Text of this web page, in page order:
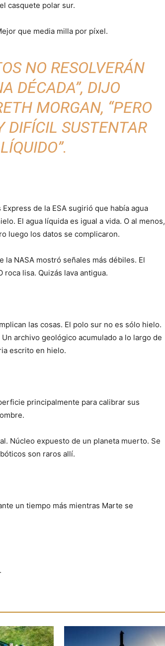
casquete polar sur.
que media milla por píxel.
NO RESOLVERÁN
DÉCADA”, DIJO
MORGAN, “PERO
DIFÍCIL SUSTENTAR
de la ESA sugirió que había agua
El agua líquida es igual a vida. O al menos,
luego los datos se complicaron.
la NASA mostró señales más débiles. El
lisa. Quizás lava antigua.
las cosas. El polo sur no es sólo hielo.
archivo geológico acumulado a lo largo de
escrito en hielo.
principalmente para calibrar sus
Núcleo expuesto de un planeta muerto. Se
son raros allí.
un tiempo más mientras Marte se